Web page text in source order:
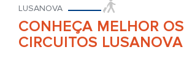
LUSANOVA
CONHEÇA MELHOR OS
CIRCUITOS LUSANOVA